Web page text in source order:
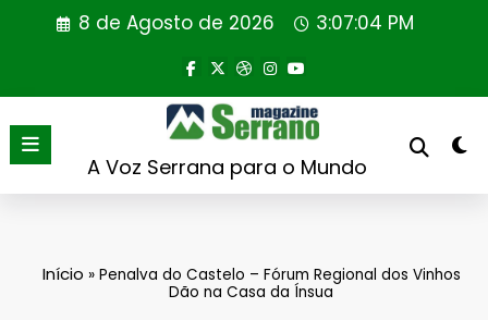
8 de Agosto de 2026 3:07:04 PM
A Voz Serrana para o Mundo
Início » Penalva do Castelo – Fórum Regional dos Vinhos
Dão na Casa da Ínsua